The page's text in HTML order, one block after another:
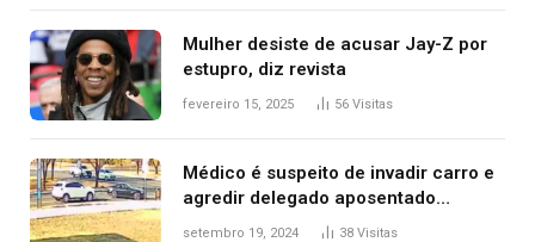
Mulher desiste de acusar Jay-Z por
estupro, diz revista
fevereiro 15, 2025 56 Visitas
Médico é suspeito de invadir carro e
agredir delegado aposentado
durante confusão no trânsito
setembro 19, 2024 38 Visitas